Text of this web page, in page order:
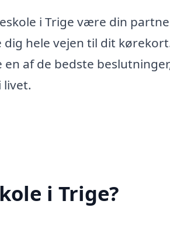
i Trige være din
hele vejen til dit
af de bedste
livet.
i Trige?